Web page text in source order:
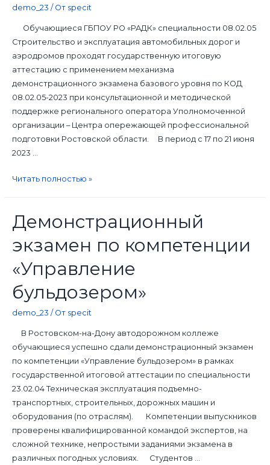
demo_23 / От specit
Обучающиеся ГБПОУ РО «РАДК» специальности 08.02.05
Строительство и эксплуатация автомобильных дорог и
аэродромов проходят государственную итоговую
аттестацию с применением механизма
демонстрационного экзамена базового уровня по КОД
08.02.05-2023 при консультационной и методической
поддержке регионального оператора Уполномоченной
организации – Центра опережающей профессиональной
подготовки Ростовской области. В период с 17 по 21 июня
2023 …
Читать полностью »
Демонстрационный
экзамен по компетенции
«Управление
бульдозером»
demo_23 / От specit
В Ростовском-на-Дону автодорожном коллеже
обучающиеся успешно сдали демонстрационный экзамен
по компетенции «Управление бульдозером» в рамках
государственной итоговой аттестации по специальности
23.02.04 Техническая эксплуатация подъемно-
транспортных, строительных, дорожных машин и
оборудования (по отраслям). Компетенции выпускников
проверены квалифицированной командой экспертов, на
сложной технике, непростыми заданиями экзамена в
различных погодных условиях. Студентов …